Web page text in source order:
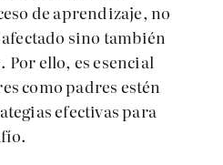
de aprendizaje, no
sino también
Por ello, es esencial
como padres estén
efectivas para